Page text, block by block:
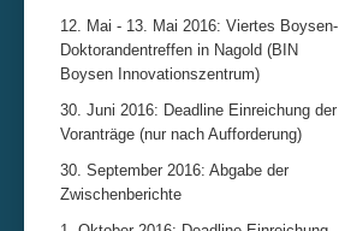
12. Mai - 13. Mai 2016: Viertes Boysen-
Doktorandentreffen in Nagold (BIN
Boysen Innovationszentrum)
30. Juni 2016: Deadline Einreichung der
Voranträge (nur nach Aufforderung)
30. September 2016: Abgabe der
Zwischenberichte